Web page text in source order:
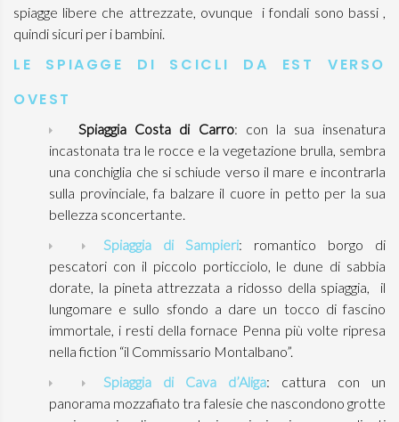
spiagge libere che attrezzate, ovunque i fondali sono bassi ,
quindi sicuri per i bambini.
LE SPIAGGE DI SCICLI DA EST VERSO
OVEST
Spiaggia Costa di Carro: con la sua insenatura
incastonata tra le rocce e la vegetazione brulla, sembra
una conchiglia che si schiude verso il mare e incontrarla
sulla provinciale, fa balzare il cuore in petto per la sua
bellezza sconcertante.
Spiaggia di Sampieri: romantico borgo di
pescatori con il piccolo porticciolo, le dune di sabbia
dorate, la pineta attrezzata a ridosso della spiaggia, il
lungomare e sullo sfondo a dare un tocco di fascino
immortale, i resti della fornace Penna più volte ripresa
nella fiction “il Commissario Montalbano”.
Spiaggia di Cava d’Aliga: cattura con un
panorama mozzafiato tra falesie che nascondono grotte